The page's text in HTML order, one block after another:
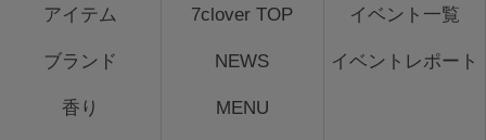
アイテム
ブランド
香り
7clover TOP
NEWS
MENU
イベント一覧
イベントレポート